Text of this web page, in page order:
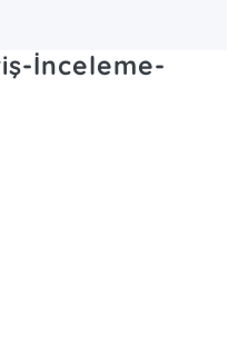
İnceleme-